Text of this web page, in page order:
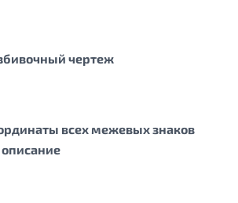
чертеж
всех межевых знаков
описание